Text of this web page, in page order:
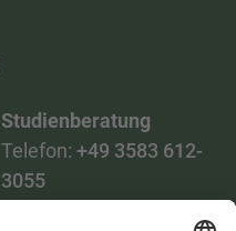
Studienberatung
Telefon: +49 3583 612-
3055